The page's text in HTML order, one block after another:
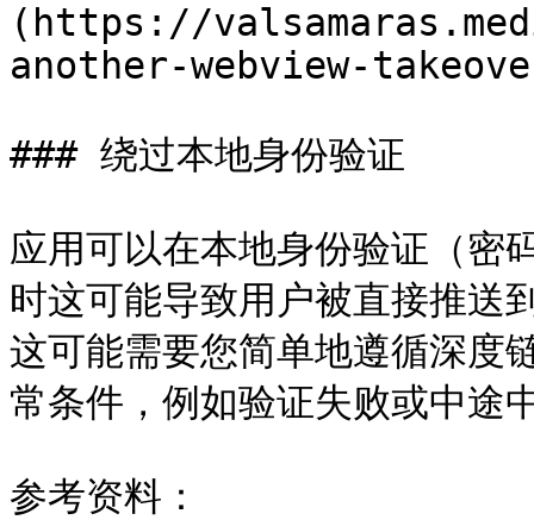
(https://
another-webview-
### 绕过本地身份验证
应用可以在本地身份验证（密
时这可能导致用户被直接推
这可能需要您简单地遵循深度
常条件，例如验证失败或中途
参考资料：